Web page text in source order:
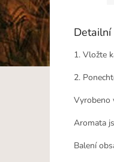
1. Vložte
2.
Vyrobeno
Aromata
Balení